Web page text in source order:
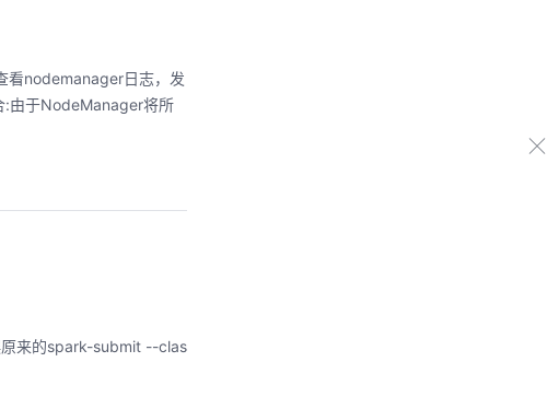
看nodemanager日志，发
:由于NodeManager将所
原来的spark-submit --clas